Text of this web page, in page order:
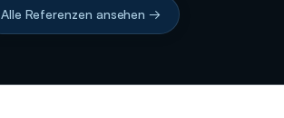
Alle Referenzen ansehen →